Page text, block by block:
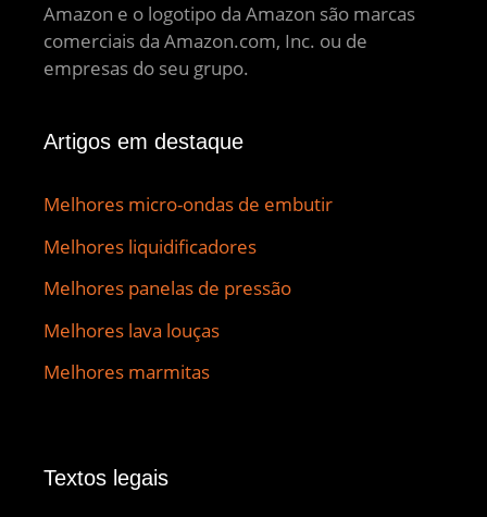
Amazon e o logotipo da Amazon são marcas
comerciais da Amazon.com, Inc. ou de
empresas do seu grupo.
Artigos em destaque
Melhores micro-ondas de embutir
Melhores liquidificadores
Melhores panelas de pressão
Melhores lava louças
Melhores marmitas
Textos legais